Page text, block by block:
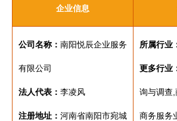
企业信息
公司名称： 南阳悦辰企业服务
有限公司
法人代表： 李凌风
注册地址： 河南省南阳市宛城
所属行业
更多行业
询与调查
商务服务